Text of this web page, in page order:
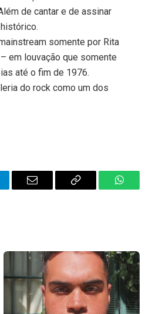
de cantar e de assinar
somente por Rita
em louvação que somente
até o fim de 1976.
do rock como um dos
Email
Copy
WhatsApp